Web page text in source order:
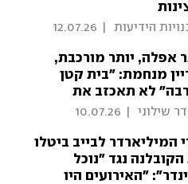
הידיעות 12.07.26
אפלה, יותר מורכבת,
מנחמת: "בית קטן
לא תאכזב את
שילוני 10.07.26
המיליארדר לבייב ביטלו
נגד "נוכל
"האירועים היו